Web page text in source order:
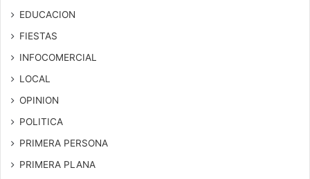
EDUCACION
FIESTAS
INFOCOMERCIAL
LOCAL
OPINION
POLITICA
PRIMERA PERSONA
PRIMERA PLANA